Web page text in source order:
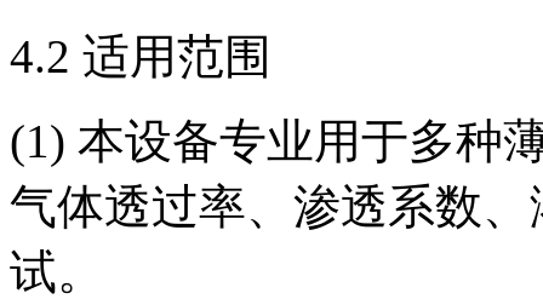
4.2 适用范围
(1) 本设备专业用于多种
气体透过率、渗透系数
试。